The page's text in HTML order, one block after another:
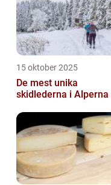
15 oktober 2025
De mest unika
skidlederna i Alperna